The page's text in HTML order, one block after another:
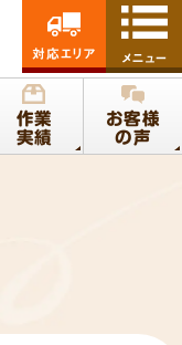
作業
実績
お客様
の声
対応エリア メニュー